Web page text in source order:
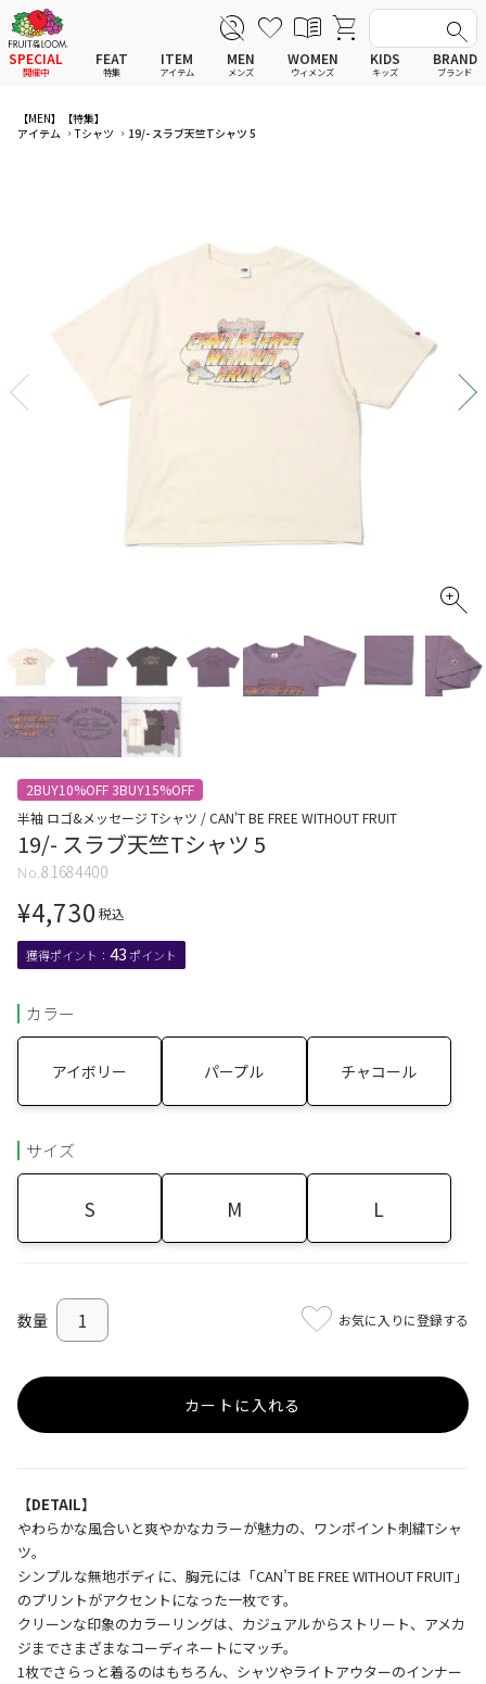
SPECIAL
開催中
FEAT
特集
ITEM
アイテム
全てのアイテム
スカート
セットアップ
その他ウェア
ルームウェア
アンダーウェアMEN
アンダーウェアWOMEN
帽子
ソックス
バッグ
ファッショングッズ
MEN
メンズ
全てのメンズ アイテム
その他ウェア
ルームウェア
アンダーウェア
帽子
ファッショングッズ
レイングッズ
WOMEN
ウィメンズ
全てのウィメンズ
スカート
セットアップ
その他ウェア
ルームウェア
ソックス
バッグ
ファッショングッズ
レイングッズ
KIDS
キッズ
全てのキッズ
スカート
セットアップ
その他ウェア
ルームウェア
ソックス
バッグ
ファッショングッズ
レイングッズ
BRAND
ブランド
【MEN】
【特集】
アイテム
Tシャツ 19/- スラブ天竺Tシャツ 5
2BUY10%OFF 3BUY15%OFF
半袖 ロゴ&メッセージ Tシャツ / CAN'T BE FREE WITHOUT FRUIT
19/- スラブ天竺Tシャツ 5
81684400
¥4,730 税込
43
カラー
アイボリー パープル チャコール
サイズ
S M L
お気に入りに登録する
カートに入れる
【DETAIL】
やわらかな風合いと爽やかなカラーが魅力の、ワンポイント刺繍Tシャ
ツ。
シンプルな無地ボディに、胸元には「CAN’T BE FREE WITHOUT FRUIT」
のプリントがアクセントになった一枚です。
クリーンな印象のカラーリングは、カジュアルからストリート、アメカ
ジまでさまざまなコーディネートにマッチ。
1枚でさらっと着るのはもちろん、シャツやライトアウターのインナー